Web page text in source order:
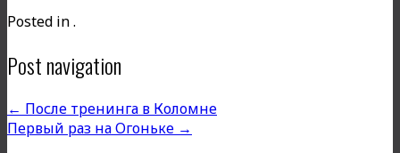
Posted in .
Post navigation
← После тренинга в Коломне
Первый раз на Огоньке →